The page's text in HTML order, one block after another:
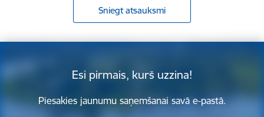
Sniegt atsauksmi
Esi pirmais, kurš uzzina!
Piesakies jaunumu saņemšanai savā e-pastā.